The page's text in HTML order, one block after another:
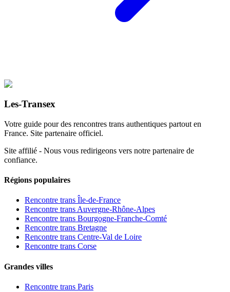
Les-Transex
Votre guide pour des rencontres trans authentiques partout en
France. Site partenaire officiel.
Site affilié - Nous vous redirigeons vers notre partenaire de
confiance.
Régions populaires
Rencontre trans Île-de-France
Rencontre trans Auvergne-Rhône-Alpes
Rencontre trans Bourgogne-Franche-Comté
Rencontre trans Bretagne
Rencontre trans Centre-Val de Loire
Rencontre trans Corse
Grandes villes
Rencontre trans Paris